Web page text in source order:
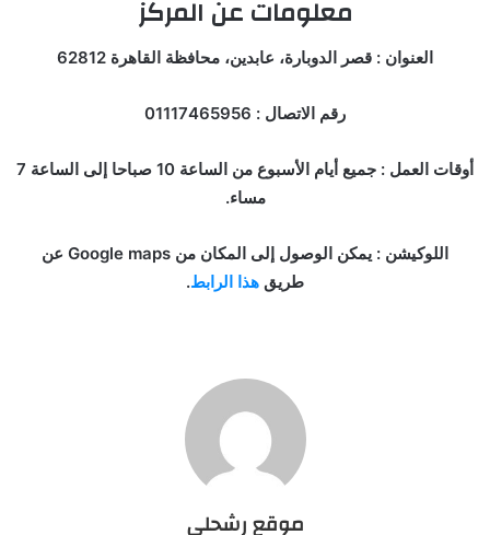
معلومات عن المركز
العنوان : قصر الدوبارة، عابدين، محافظة القاهرة 62812
رقم الاتصال : 01117465956
أوقات العمل : جميع أيام الأسبوع من الساعة 10 صباحا إلى الساعة 7
مساء.
اللوكيشن : يمكن الوصول إلى المكان من Google maps عن
طريق هذا الرابط.
موقع رشحلي